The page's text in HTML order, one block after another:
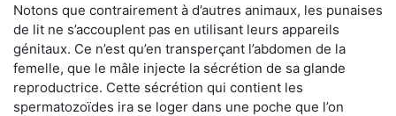
Notons que contrairement à d’autres animaux, les punaises
de lit ne s’accouplent pas en utilisant leurs appareils
génitaux. Ce n’est qu’en transperçant l’abdomen de la
femelle, que le mâle injecte la sécrétion de sa glande
reproductrice. Cette sécrétion qui contient les
spermatozoïdes ira se loger dans une poche que l’on